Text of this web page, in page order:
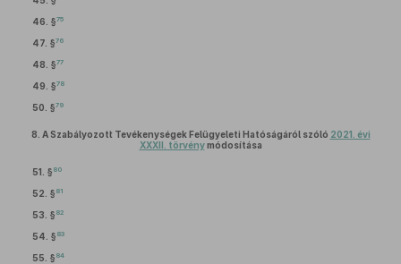
46. §75
47. §76
48. §77
49. §78
50. §79
8. A Szabályozott Tevékenységek Felügyeleti Hatóságáról szóló 2021. évi
XXXII. törvénymódosítása
51. § 80
52. § 81
53. § 82
54. § 83
55. § 84